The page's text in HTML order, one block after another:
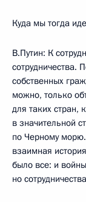
Куда мы тогда
В.Путин: К
сотрудничества.
собственных
можно, только
для таких стран,
в значительной
по Черному
взаимная
было все: и
но